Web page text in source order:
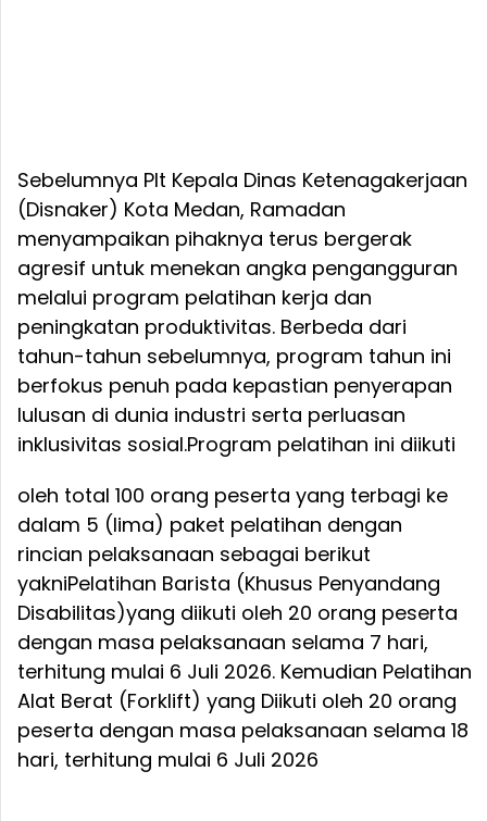
Sebelumnya Plt Kepala Dinas Ketenagakerjaan
(Disnaker) Kota Medan, Ramadan
menyampaikan pihaknya terus bergerak
agresif untuk menekan angka pengangguran
melalui program pelatihan kerja dan
peningkatan produktivitas. Berbeda dari
tahun-tahun sebelumnya, program tahun ini
berfokus penuh pada kepastian penyerapan
lulusan di dunia industri serta perluasan
inklusivitas sosial.Program pelatihan ini diikuti
oleh total 100 orang peserta yang terbagi ke
dalam 5 (lima) paket pelatihan dengan
rincian pelaksanaan sebagai berikut
yakniPelatihan Barista (Khusus Penyandang
Disabilitas)yang diikuti oleh 20 orang peserta
dengan masa pelaksanaan selama 7 hari,
terhitung mulai 6 Juli 2026. Kemudian Pelatihan
Alat Berat (Forklift) yang Diikuti oleh 20 orang
peserta dengan masa pelaksanaan selama 18
hari, terhitung mulai 6 Juli 2026